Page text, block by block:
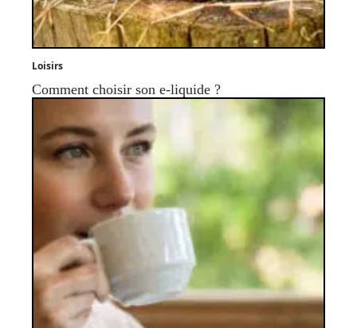
Loisirs
Comment choisir son e-liquide ?